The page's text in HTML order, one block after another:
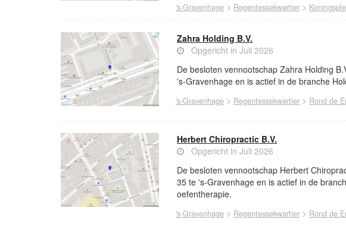
's-Gravenhage > Regentessekwartier >
Zahra Holding B.V.
Opgericht in Juli 2026
De besloten vennootschap Zahra Holding
's-Gravenhage en is actief in de branche
's-Gravenhage > Regentessekwartier > Rond de
Herbert Chiropractic B.V.
Opgericht in Juli 2026
De besloten vennootschap Herbert
35 te 's-Gravenhage en is actief in de
oefentherapie.
's-Gravenhage > Regentessekwartier > Rond de